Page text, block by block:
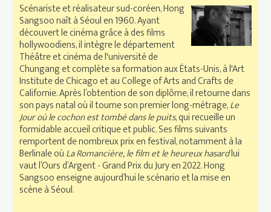
Scénariste et réalisateur sud-coréen, Hong
Sangsoo naît à Séoul en 1960. Ayant
découvert le cinéma grâce à des films
hollywoodiens, il intègre le département
Théâtre et cinéma de l'université de
Chungang et complète sa formation aux États-Unis, à l'Art
Institute de Chicago et au College of Arts and Crafts de
Californie. Après l’obtention de son diplôme, il retourne dans
son pays natal où il tourne son premier long-métrage,Le
Jour où le cochon est tombé dans le puits, qui recueille un
formidable accueil critique et public. Ses films suivants
remportent de nombreux prix en festival, notamment à la
Berlinale oùLa Romancière, le film et le heureux hasardlui
vaut l’Ours d’Argent - Grand Prix du Jury en 2022. Hong
Sangsoo enseigne aujourd’hui le scénario et la mise en
scène à Séoul.